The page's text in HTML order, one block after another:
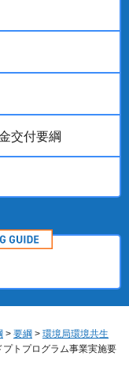
交付要綱
> 要綱 > 環境局環境共生
トプログラム事業実施要